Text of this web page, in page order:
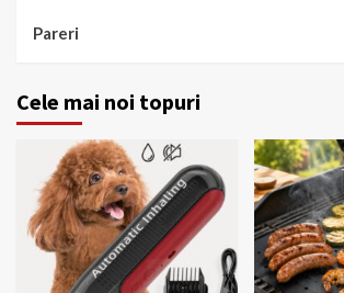
Pareri
Cele mai noi topuri